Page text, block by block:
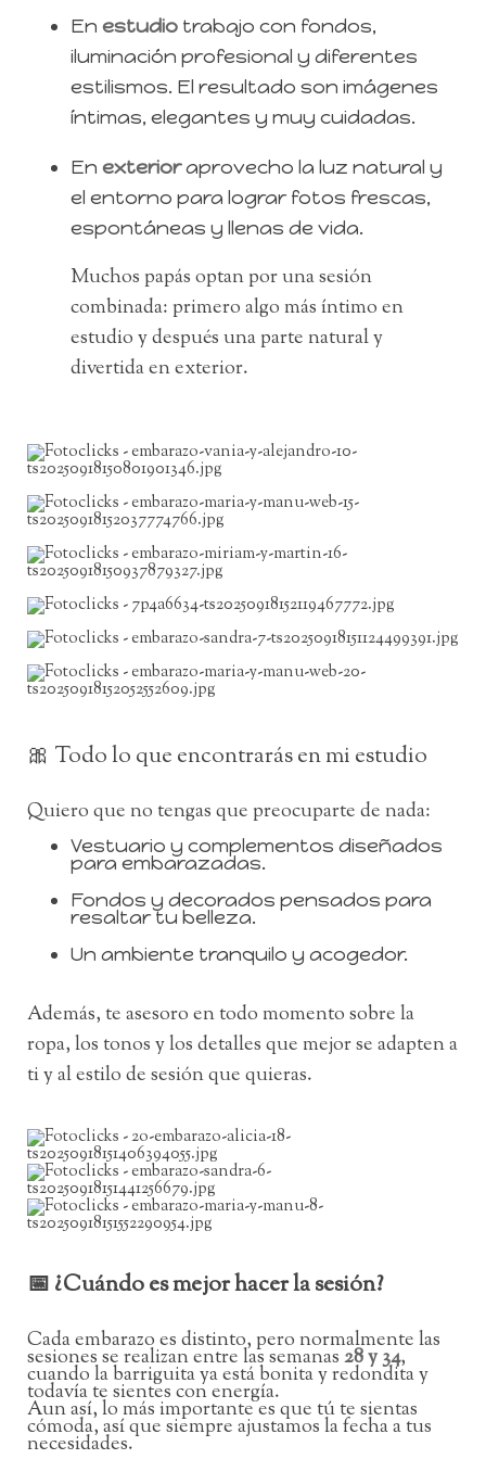
En estudio trabajo con fondos,
iluminación profesional y diferentes
estilismos. El resultado son imágenes
íntimas, elegantes y muy cuidadas.
En exterioraprovecho la luz natural y
el entorno para lograr fotos frescas,
espontáneas y llenas de vida.
Muchos papás optan por una sesión
combinada: primero algo más íntimo en
estudio y después una parte natural y
divertida en exterior.
🎀 Todo lo que encontrarás en mi estudio
Quiero que no tengas que preocuparte de nada:
Vestuario y complementos diseñados
para embarazadas.
Fondos y decorados pensados para
resaltar tu belleza.
Un ambiente tranquilo y acogedor.
Además, te asesoro en todo momento sobre la
ropa, los tonos y los detalles que mejor se adapten a
ti y al estilo de sesión que quieras.
📅 ¿Cuándo es mejor hacer la sesión?
Cada embarazo es distinto, pero normalmente las
sesiones se realizan entre las semanas 28 y 34,
cuando la barriguita ya está bonita y redondita y
todavía te sientes con energía.
Aun así, lo más importante es que tú te sientas
cómoda, así que siempre ajustamos la fecha a tus
necesidades.